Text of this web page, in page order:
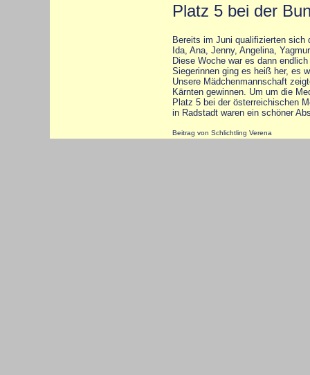
Platz 5 bei der
Bereits im Juni qualifizierten
Ida, Ana, Jenny, Angelina,
Diese Woche war es dann
Siegerinnen ging es heiß her, es
Unsere Mädchenmannschaft
Kärnten gewinnen. Um um die
Platz 5 bei der österreichischen
in Radstadt waren ein schöner
Beitrag von Schlichtling Verena